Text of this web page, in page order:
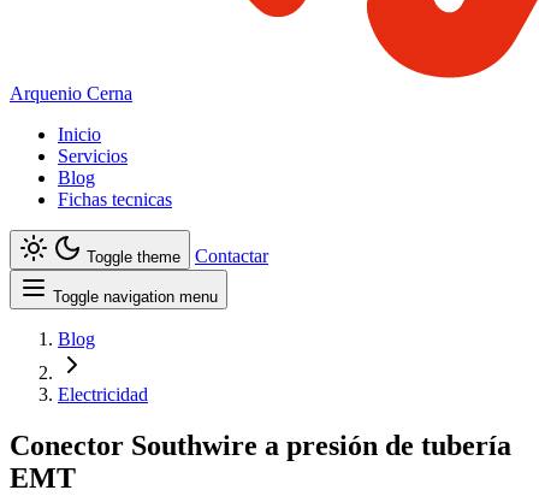
Arquenio Cerna
Inicio
Servicios
Blog
Fichas tecnicas
Toggle theme Contactar
Toggle navigation menu
Blog
Electricidad
Conector Southwire a presión de tubería
EMT